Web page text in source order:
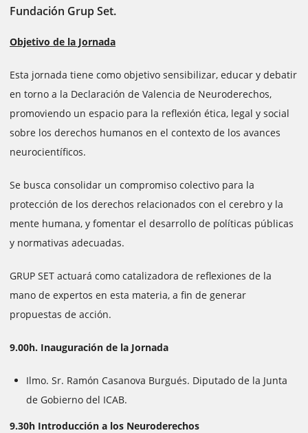
Fundación Grup Set.
Objetivo de la Jornada
Esta jornada tiene como objetivo sensibilizar, educar y debatir
en torno a la Declaración de Valencia de Neuroderechos,
promoviendo un espacio para la reflexión ética, legal y social
sobre los derechos humanos en el contexto de los avances
neurocientíficos.
Se busca consolidar un compromiso colectivo para la
protección de los derechos relacionados con el cerebro y la
mente humana, y fomentar el desarrollo de políticas públicas
y normativas adecuadas.
GRUP SET actuará como catalizadora de reflexiones de la
mano de expertos en esta materia, a fin de generar
propuestas de acción.
9.00h. Inauguración de la Jornada
Ilmo. Sr. Ramón Casanova Burgués. Diputado de la Junta
de Gobierno del ICAB.
9.30h Introducción a los Neuroderechos